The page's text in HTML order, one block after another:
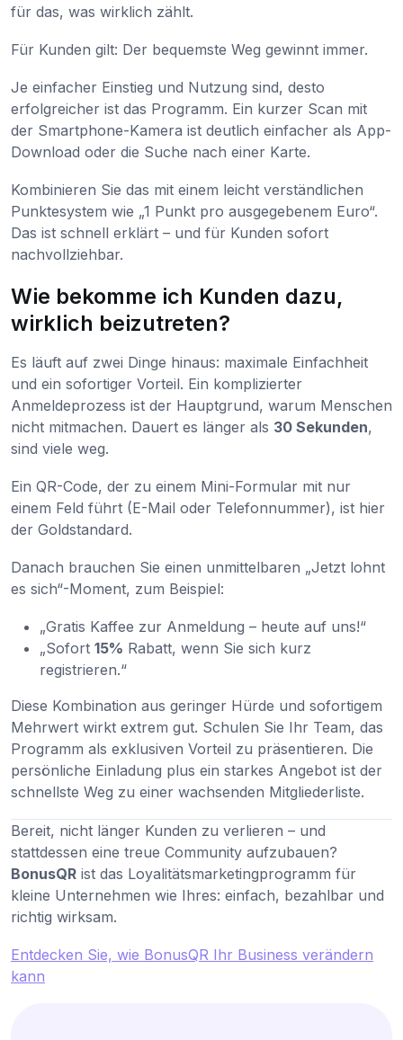
für das, was wirklich zählt.
Für Kunden gilt: Der bequemste Weg gewinnt immer.
Je einfacher Einstieg und Nutzung sind, desto
erfolgreicher ist das Programm. Ein kurzer Scan mit
der Smartphone-Kamera ist deutlich einfacher als App-
Download oder die Suche nach einer Karte.
Kombinieren Sie das mit einem leicht verständlichen
Punktesystem wie „1 Punkt pro ausgegebenem Euro“.
Das ist schnell erklärt – und für Kunden sofort
nachvollziehbar.
Wie bekomme ich Kunden dazu,
wirklich beizutreten?
Es läuft auf zwei Dinge hinaus: maximale Einfachheit
und ein sofortiger Vorteil. Ein komplizierter
Anmeldeprozess ist der Hauptgrund, warum Menschen
nicht mitmachen. Dauert es länger als 30 Sekunden,
sind viele weg.
Ein QR-Code, der zu einem Mini-Formular mit nur
einem Feld führt (E-Mail oder Telefonnummer), ist hier
der Goldstandard.
Danach brauchen Sie einen unmittelbaren „Jetzt lohnt
es sich“-Moment, zum Beispiel:
„Gratis Kaffee zur Anmeldung – heute auf uns!“
„Sofort 15% Rabatt, wenn Sie sich kurz
registrieren.“
Diese Kombination aus geringer Hürde und sofortigem
Mehrwert wirkt extrem gut. Schulen Sie Ihr Team, das
Programm als exklusiven Vorteil zu präsentieren. Die
persönliche Einladung plus ein starkes Angebot ist der
schnellste Weg zu einer wachsenden Mitgliederliste.
Bereit, nicht länger Kunden zu verlieren – und
stattdessen eine treue Community aufzubauen?
BonusQR ist das Loyalitätsmarketingprogramm für
kleine Unternehmen wie Ihres: einfach, bezahlbar und
richtig wirksam.
Entdecken Sie, wie BonusQR Ihr Business verändern
kann